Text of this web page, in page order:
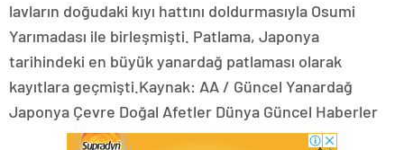
lavların doğudaki kıyı hattını doldurmasıyla Osumi
Yarımadası ile birleşmişti. Patlama, Japonya
tarihindeki en büyük yanardağ patlaması olarak
kayıtlara geçmişti.Kaynak: AA / Güncel Yanardağ
Japonya Çevre Doğal Afetler Dünya Güncel Haberler